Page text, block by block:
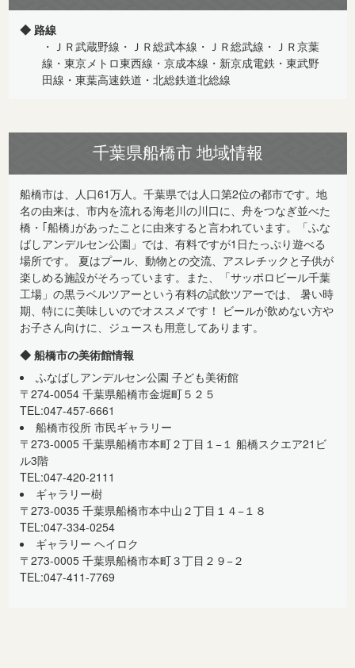
飯山満町
路線
ＪＲ武蔵野線・ＪＲ総武本線・ＪＲ総武線・ＪＲ京葉
線・東京メトロ東西線・京成本線・新京成電鉄・東武野
田線・東葉高速鉄道・北総鉄道北総線
京成船橋 京成西船
船橋日大前
下総中山 原木中山
大神宮下
海神 京成中山
北習志野
滝不動
前原 高根公団 高根木戸
三咲
二和向台
薬園台 習志野 馬込沢
塚田
飯山満
東海神 小室
千葉県船橋市 地域情報
船橋市は、人口61万人。千葉県では人口第2位の都市です。地
名の由来は、市内を流れる海老川の川口に、舟をつなぎ並べた
橋・｢船橋｣があったことに由来すると言われています。「ふな
ばしアンデルセン公園」では、有料ですが1日たっぷり遊べる
場所です。 夏はプール、動物との交流、アスレチックと子供が
楽しめる施設がそろっています。また、「サッポロビール千葉
工場」の黒ラベルツアーという有料の試飲ツアーでは、 暑い時
期、特にに美味しいのでオススメです！ ビールが飲めない方や
お子さん向けに、ジュースも用意してあります。
船橋市の美術館情報
ふなばしアンデルセン公園 子ども美術館
〒274-0054 千葉県船橋市金堀町５２５
TEL:047-457-6661
船橋市役所 市民ギャラリー
〒273-0005 千葉県船橋市本町２丁目１−１ 船橋スクエア21ビ
ル3階
TEL:047-420-2111
ギャラリー樹
〒273-0035 千葉県船橋市本中山２丁目１４−１８
TEL:047-334-0254
ギャラリー ヘイロク
〒273-0005 千葉県船橋市本町３丁目２９−２
TEL:047-411-7769